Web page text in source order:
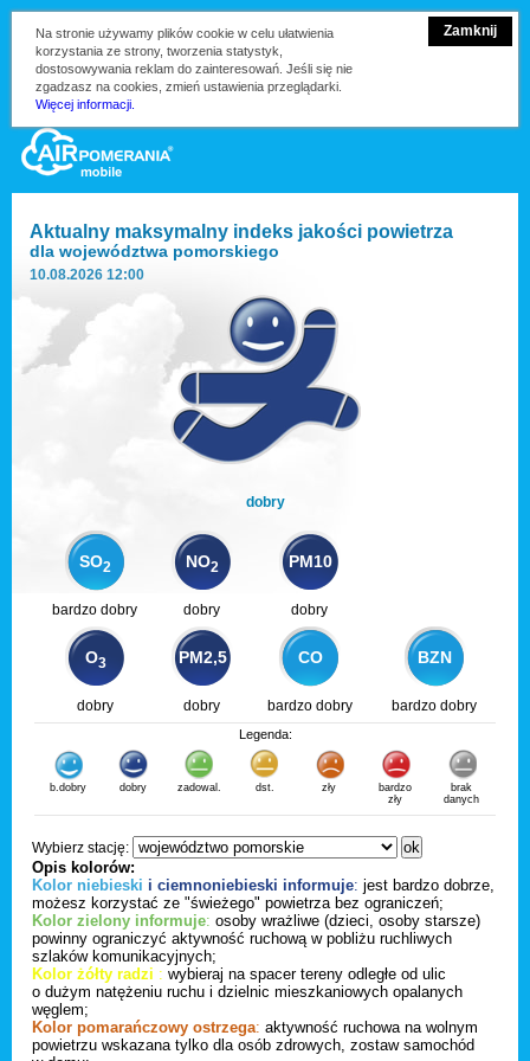
Zamknij
Na stronie używamy plików cookie w celu ułatwienia
korzystania ze strony, tworzenia statystyk,
dostosowywania reklam do zainteresowań. Jeśli się nie
zgadzasz na cookies, zmień ustawienia przeglądarki.
Więcej informacji.
Aktualny maksymalny indeks jakości powietrza
dla województwa pomorskiego
10.08.2026 12:00
dobry
SO2 NO2 PM10
bardzo dobry dobry dobry
O3 PM2,5 CO BZN
dobry dobry bardzo dobry bardzo dobry
Legenda:
b.dobry dobry zadowal. dst. zły
bardzo
zły
brak
danych
Wybierz stację:
Opis kolorów:
Kolor niebieski i ciemnoniebieski informuje: jest bardzo dobrze,
możesz korzystać ze "świeżego" powietrza bez ograniczeń;
Kolor zielony informuje: osoby wrażliwe (dzieci, osoby starsze)
powinny ograniczyć aktywność ruchową w pobliżu ruchliwych
szlaków komunikacyjnych;
Kolor żółty radzi : wybieraj na spacer tereny odległe od ulic
o dużym natężeniu ruchu i dzielnic mieszkaniowych opalanych
węglem;
Kolor pomarańczowy ostrzega: aktywność ruchowa na wolnym
powietrzu wskazana tylko dla osób zdrowych, zostaw samochód